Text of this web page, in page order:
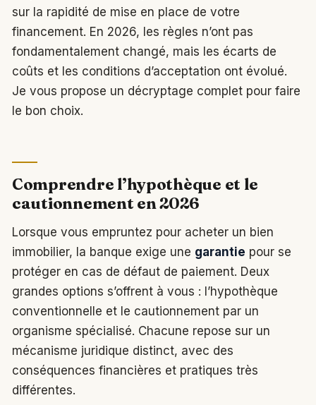
sur la rapidité de mise en place de votre
financement. En 2026, les règles n’ont pas
fondamentalement changé, mais les écarts de
coûts et les conditions d’acceptation ont évolué.
Je vous propose un décryptage complet pour faire
le bon choix.
Comprendre l’hypothèque et le
cautionnement en 2026
Lorsque vous empruntez pour acheter un bien
immobilier, la banque exige une garantie pour se
protéger en cas de défaut de paiement. Deux
grandes options s’offrent à vous : l’hypothèque
conventionnelle et le cautionnement par un
organisme spécialisé. Chacune repose sur un
mécanisme juridique distinct, avec des
conséquences financières et pratiques très
différentes.